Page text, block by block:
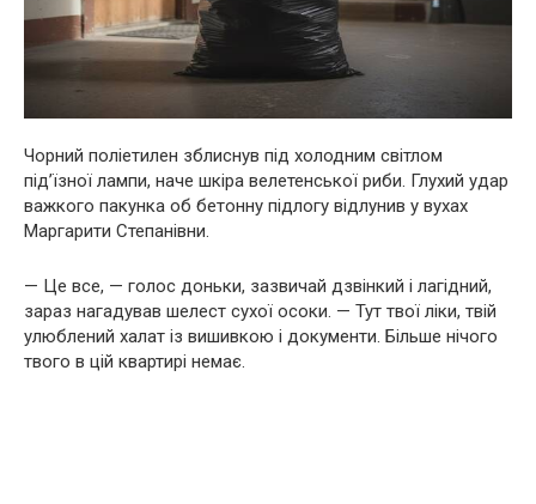
Чорний поліетилен зблиснув під холодним світлом
під’їзної лампи, наче шкіра велетенської риби. Глухий удар
важкого пакунка об бетонну підлогу відлунив у вухах
Маргарити Степанівни.
— Це все, — голос доньки, зазвичай дзвінкий і лагідний,
зараз нагадував шелест сухої осоки. — Тут твої ліки, твій
улюблений халат із вишивкою і документи. Більше нічого
твого в цій квартирі немає.